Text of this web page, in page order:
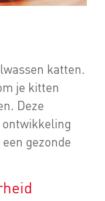
katten.
je kitten
Deze
gezonde